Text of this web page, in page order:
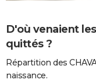
D'où venaient
quittés ?
Répartition des
naissance.